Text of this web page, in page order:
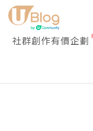
社群創作有價企劃